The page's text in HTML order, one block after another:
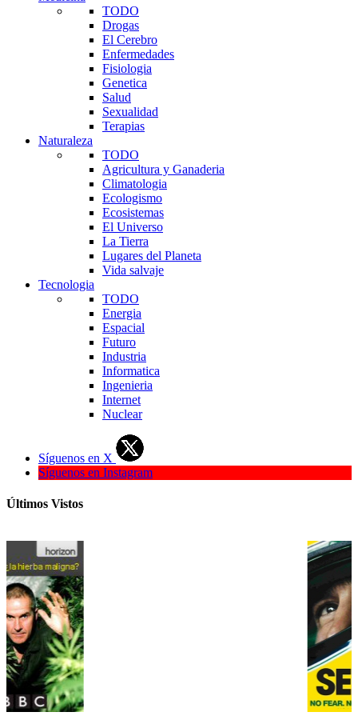
TODO
Drogas
El Cerebro
Enfermedades
Fisiologia
Genetica
Salud
Sexualidad
Terapias
Naturaleza
TODO
Agricultura y Ganaderia
Climatologia
Ecologismo
Ecosistemas
El Universo
La Tierra
Lugares del Planeta
Vida salvaje
Tecnologia
TODO
Energia
Espacial
Futuro
Industria
Informatica
Ingenieria
Internet
Nuclear
Síguenos en X
Síguenos en Instagram
Últimos Vistos